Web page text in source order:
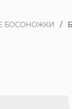
БОСОНОЖКИ